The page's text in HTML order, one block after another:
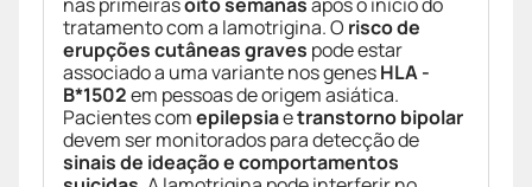
tratamento com a lamotrigina. O risco de
erupções cutâneas graves pode estar
associado a uma variante nos genesHLA -
B*1502em pessoas de origem asiática.
Pacientes comepilepsiaetranstorno bipolar
devem ser monitorados para detecção de
sinais de ideação e comportamentos